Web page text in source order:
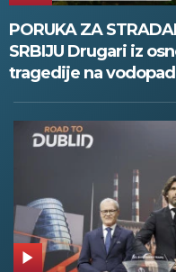
PORUKA ZA
SRBIJU Drugari iz
tragedije na